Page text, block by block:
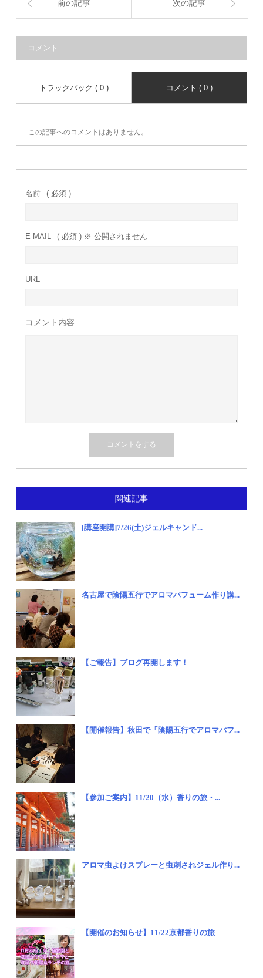
前の記事 次の記事
コメント
トラックバック ( 0 ) コメント ( 0 )
この記事へのコメントはありません。
名前 ( 必須 )
E-MAIL ( 必須 ) ※ 公開されません
URL
コメント内容
関連記事
[講座開講]7/26(土)ジェルキャンド...
名古屋で陰陽五行でアロマパフューム作り講...
【ご報告】ブログ再開します！
【開催報告】秋田で「陰陽五行でアロマパフ...
【参加ご案内】11/20（水）香りの旅・...
アロマ虫よけスプレーと虫刺されジェル作り...
【開催のお知らせ】11/22京都香りの旅